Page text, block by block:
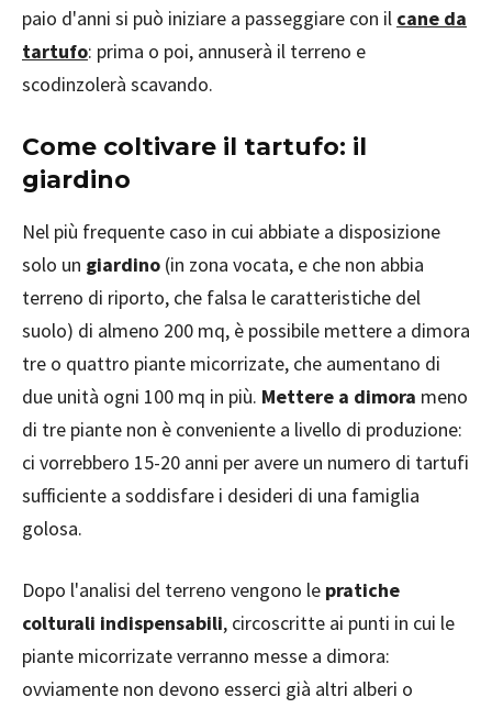
paio d'anni si può iniziare a passeggiare con il cane da
tartufo: prima o poi, annuserà il terreno e
scodinzolerà scavando.
Come coltivare il tartufo: il
giardino
Nel più frequente caso in cui abbiate a disposizione
solo un giardino (in zona vocata, e che non abbia
terreno di riporto, che falsa le caratteristiche del
suolo) di almeno 200 mq, è possibile mettere a dimora
tre o quattro piante micorrizate, che aumentano di
due unità ogni 100 mq in più. Mettere a dimora meno
di tre piante non è conveniente a livello di produzione:
ci vorrebbero 15-20 anni per avere un numero di tartufi
sufficiente a soddisfare i desideri di una famiglia
golosa.
Dopo l'analisi del terreno vengono le pratiche
colturali indispensabili, circoscritte ai punti in cui le
piante micorrizate verranno messe a dimora:
ovviamente non devono esserci già altri alberi o